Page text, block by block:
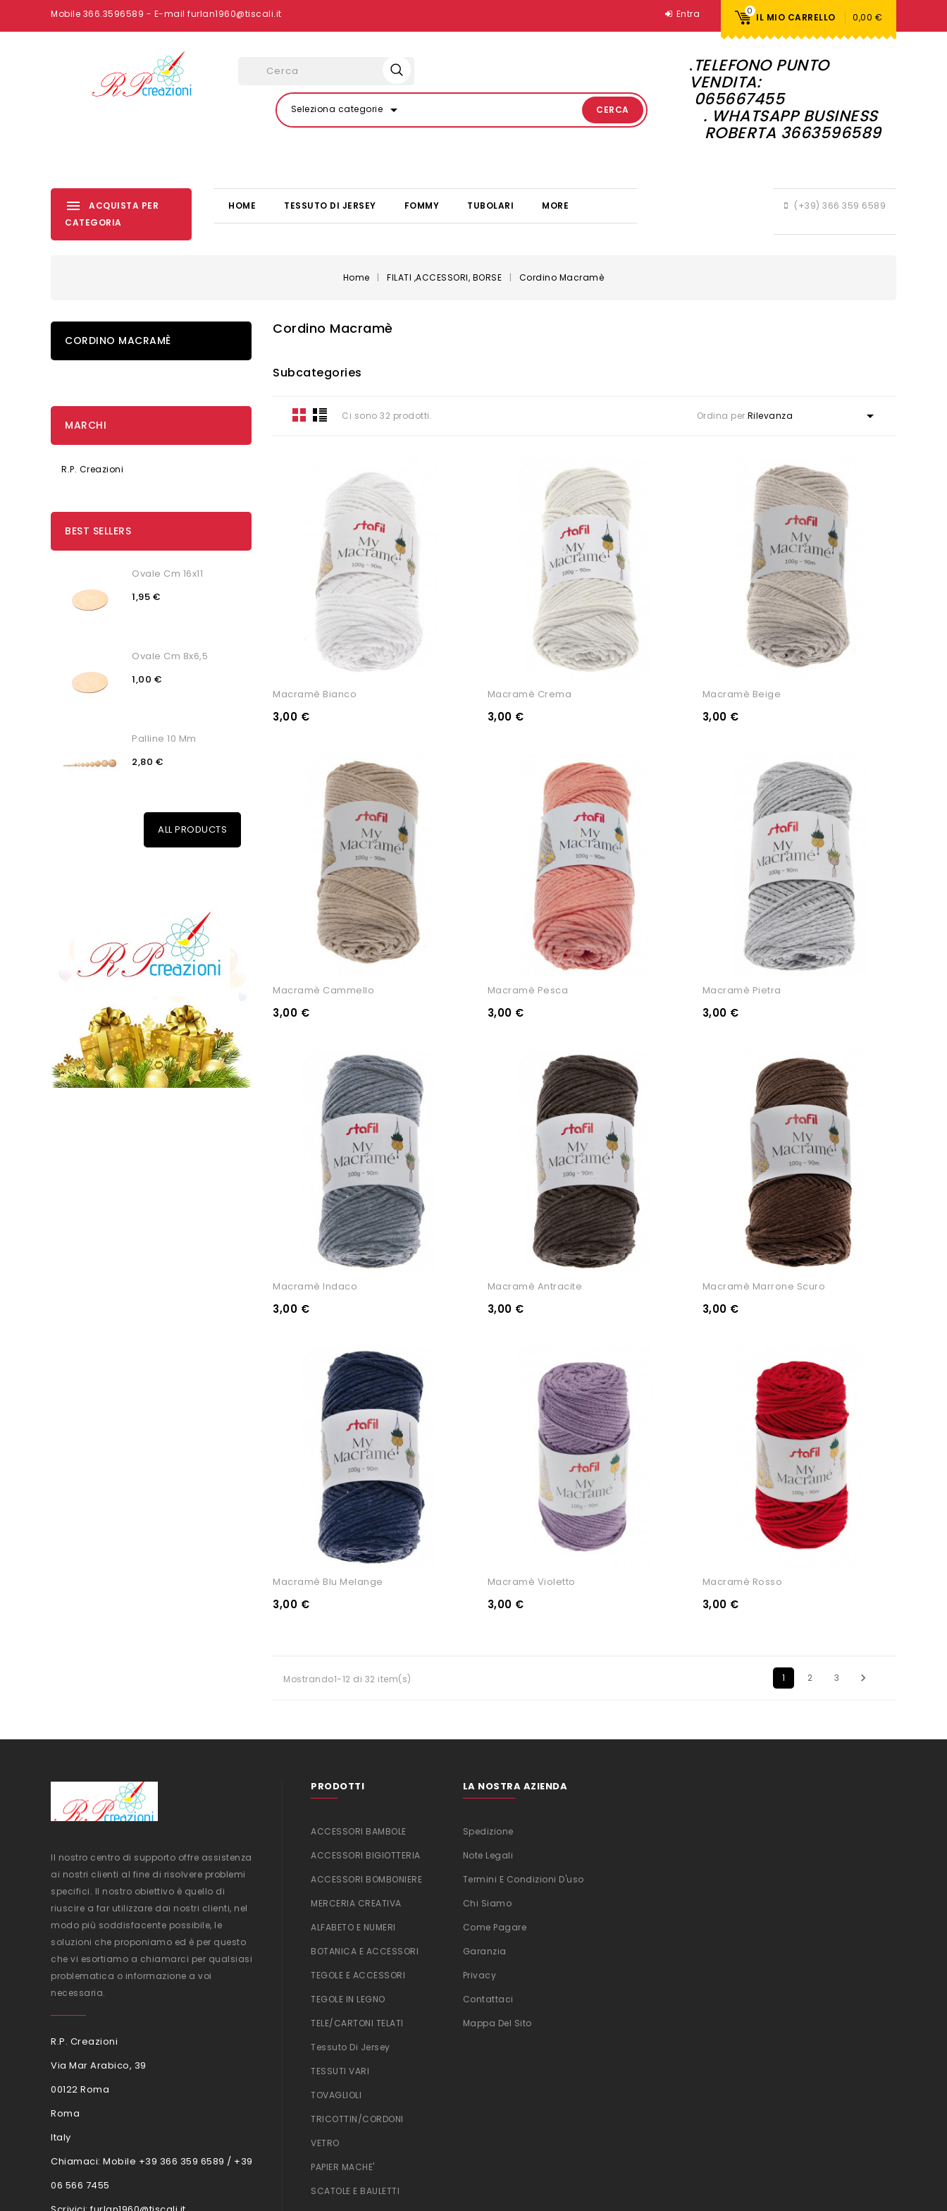
Mobile 366.3596589 - E-mail furlan1960@tiscali.it 0
IL MIO CARRELLO 0,00 €
Entra
.TELEFONO PUNTO
VENDITA:
065667455
. WHATSAPP BUSINESS
ROBERTA 3663596589
Seleziona categorie arrow_drop_down CERCA
ACQUISTA PER
CATEGORIA
HOME TESSUTO DI JERSEY FOMMY TUBOLARI MORE (+39) 366 359 6589
Home FILATI ,ACCESSORI, BORSE Cordino Macramè
CORDINO MACRAMÈ
MARCHI
R.P. Creazioni
BEST SELLERS
Ovale Cm 16x11
1,95 €
Ovale Cm 8x6,5
1,00 €
Palline 10 Mm
2,80 €
ALL PRODUCTS
Cordino Macramè
Subcategories
Ci sono 32 prodotti. Ordina per:Rilevanza 
Macramè Bianco
3,00 €
Macramè Crema
3,00 €
Macramè Beige
3,00 €
Macramè Cammello
3,00 €
Macramè Pesca
3,00 €
Macramè Pietra
3,00 €
Macramè Indaco
3,00 €
Macramè Antracite
3,00 €
Macramè Marrone Scuro
3,00 €
Macramè Blu Melange
3,00 €
Macramè Violetto
3,00 €
Macramè Rosso
3,00 €
Mostrando1-12 di 32 item(s) 1 2 3 
Il nostro centro di supporto offre assistenza
ai nostri clienti al fine di risolvere problemi
specifici. Il nostro obiettivo è quello di
riuscire a far utilizzare dai nostri clienti, nel
modo più soddisfacente possibile, le
soluzioni che proponiamo ed è per questo
che vi esortiamo a chiamarci per qualsiasi
problematica o informazione a voi
necessaria.
R.P. Creazioni
Via Mar Arabico, 39
00122 Roma
Roma
Italy
Chiamaci: Mobile +39 366 359 6589 / +39
06 566 7455
PRODOTTI
ACCESSORI BAMBOLE
ACCESSORI BIGIOTTERIA
ACCESSORI BOMBONIERE
MERCERIA CREATIVA
ALFABETO E NUMERI
BOTANICA E ACCESSORI
TEGOLE E ACCESSORI
TEGOLE IN LEGNO
TELE/CARTONI TELATI
Tessuto Di Jersey
TESSUTI VARI
TOVAGLIOLI
TRICOTTIN/CORDONI
VETRO
PAPIER MACHE'
SCATOLE E BAULETTI
LA NOSTRA AZIENDA
Spedizione
Note Legali
Termini E Condizioni D'uso
Chi Siamo
Come Pagare
Garanzia
Privacy
Contattaci
Mappa Del Sito